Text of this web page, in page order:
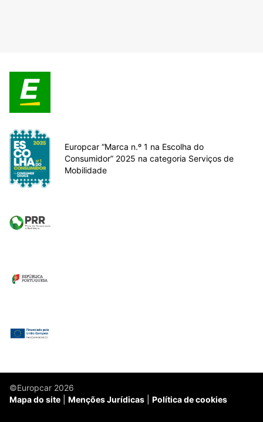
Europcar “Marca n.º 1 na Escolha do
Consumidor” 2025 na categoria Serviços de
Mobilidade
©Europcar 2026
Mapa do site
Menções Jurídicas Política de cookies